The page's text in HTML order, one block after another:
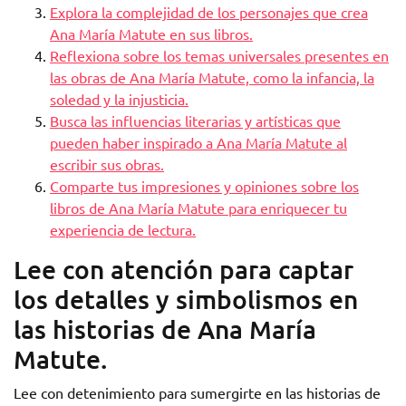
Explora la complejidad de los personajes que crea
Ana María Matute en sus libros.
Reflexiona sobre los temas universales presentes en
las obras de Ana María Matute, como la infancia, la
soledad y la injusticia.
Busca las influencias literarias y artísticas que
pueden haber inspirado a Ana María Matute al
escribir sus obras.
Comparte tus impresiones y opiniones sobre los
libros de Ana María Matute para enriquecer tu
experiencia de lectura.
Lee con atención para captar
los detalles y simbolismos en
las historias de Ana María
Matute.
Lee con detenimiento para sumergirte en las historias de